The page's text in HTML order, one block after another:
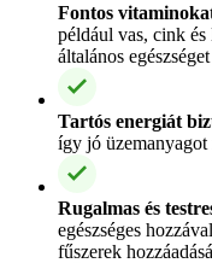
Fontos
például vas, cink
általános
Tartós energiát
így jó üzemanyagot
Rugalmas és
egészséges
fűszerek